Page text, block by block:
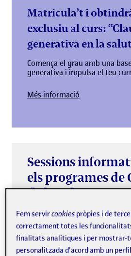
Matricula’t i
exclusiu al curs:
generativa en la
Comença el grau amb una
generativa i impulsa el teu
Més informació
Sessions
els programes de
de la Salut
Del 13 de juliol al 7 de
Consulta la data de la sessió
programa.
Fem servircookies pròpies i de
correctament totes les
finalitats analítiques i per mostrar-
personalitzada d'acord amb un